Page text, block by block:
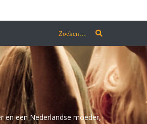
Zoeken…
en een Nederlandse moeder,